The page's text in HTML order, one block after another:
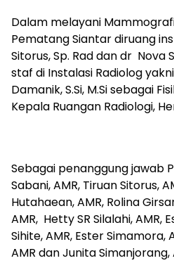
Dalam melayani
Pematang Siantar diruang
Sitorus, Sp. Rad dan dr Nova
staf di Instalasi Radiolog
Damanik, S.Si, M.Si sebagai
Kepala Ruangan Radiologi,
Sebagai penanggung jawab
Sabani, AMR, Tiruan Sitorus,
Hutahaean, AMR, Rolina
AMR, Hetty SR Silalahi, AMR,
Sihite, AMR, Ester Simamora,
AMR dan Junita Simanjorang,